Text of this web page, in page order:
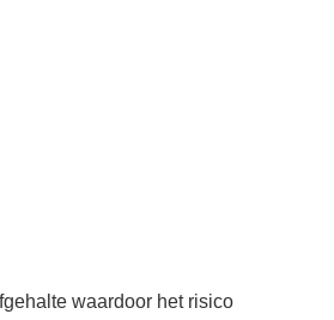
waardoor het risico